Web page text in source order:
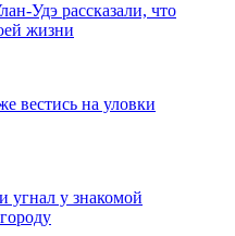
Удэ рассказали, что
жизни
вестись на уловки
угнал у знакомой